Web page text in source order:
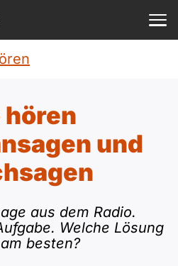
ist kostenlos?
hören
und
aus dem Radio.
Welche Lösung
besten?